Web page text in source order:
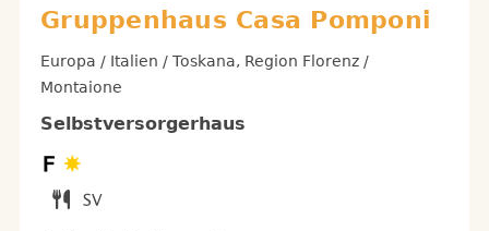
Gruppenhaus Casa Pomponi
Europa / Italien / Toskana, Region Florenz /
Montaione
Selbstversorgerhaus